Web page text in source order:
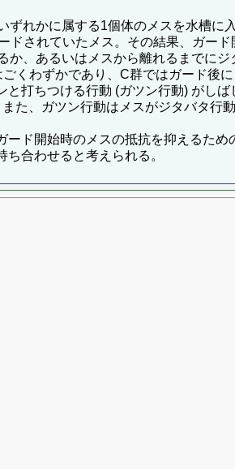
れかに属する1個体のメスを水槽に
されていたメス。その結果、ガー
、あるいはメスから離れるまでに
くわずかであり、C群ではガード後
打ちつける行動 (ガツン行動) がし
た、ガツン行動はメスがジタバタ行
ド開始時のメスの抵抗を抑えるた
合わせると考えられる。